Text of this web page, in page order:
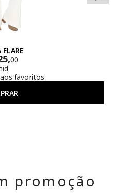
FLARE
00
favoritos
promoção